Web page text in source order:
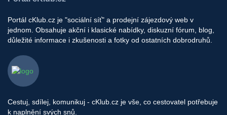
Portál cKlub.cz je "sociální síť" a prodejní zájezdový web v
jednom. Obsahuje akční i klasické nabídky, diskuzní fórum, blog,
důležité informace i zkušenosti a fotky od ostatních dobrodruhů.
Cestuj, sdílej, komunikuj - cKlub.cz je vše, co cestovatel potřebuje
k naplnění svých snů.